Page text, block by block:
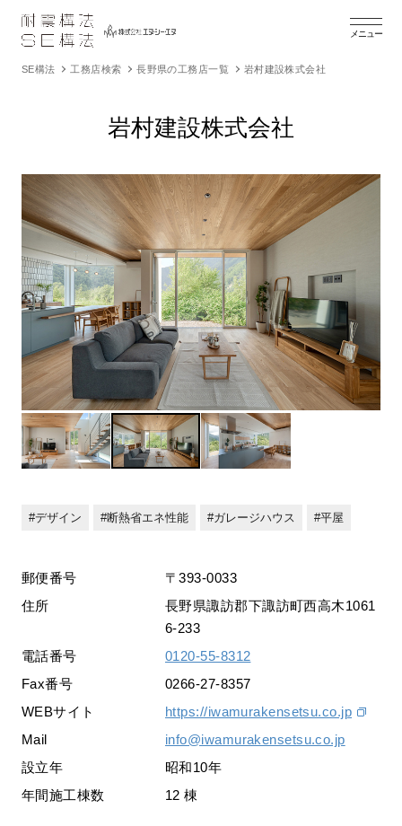
メニュー
SE構法 工務店検索 長野県の工務店一覧 岩村建設株式会社
岩村建設株式会社
デザイン 断熱省エネ性能 ガレージハウス 平屋
郵便番号
〒393-0033
住所
長野県諏訪郡下諏訪町西高木1061
6-233
電話番号
0120-55-8312
Fax番号
0266-27-8357
WEBサイト
https://iwamurakensetsu.co.jp
Mail
info@iwamurakensetsu.co.jp
設立年
昭和10年
年間施工棟数
12 棟